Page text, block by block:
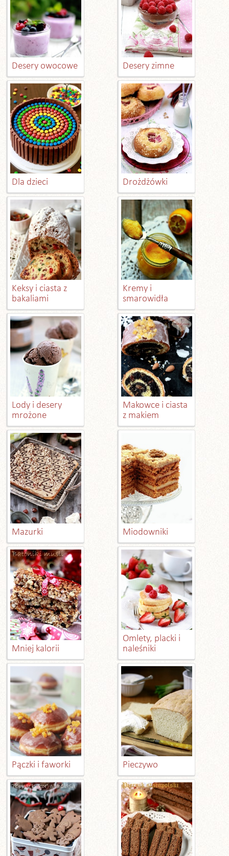
Desery owocowe Desery zimne
Dla dzieci Drożdżówki
Keksy i ciasta z
bakaliami
Kremy i
smarowidła
Lody i desery
mrożone
Makowce i ciasta
z makiem
Mazurki Miodowniki
Mniej kalorii
Omlety, placki i
naleśniki
Pączki i faworki Pieczywo